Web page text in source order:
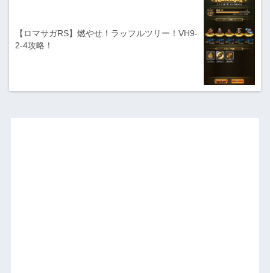
【ロマサガRS】燃やせ！ラッフルツリー！VH9-
2-4攻略！